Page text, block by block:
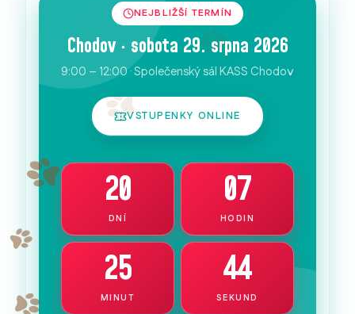
NEJBLIŽŠÍ TERMÍN
Chodov · sobota 29. srpna 2026
9:00 – 12:00 · Společenský sál KASS Chodov
VSTUPENKY ONLINE
20
DNÍ
07
HODIN
25
MINUT
43
SEKUND